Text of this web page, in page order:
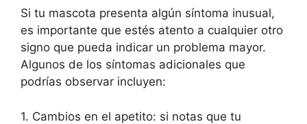
Si tu mascota presenta algún síntoma inusual,
es importante que estés atento a cualquier otro
signo que pueda indicar un problema mayor.
Algunos de los síntomas adicionales que
podrías observar incluyen:
1. Cambios en el apetito: si notas que tu